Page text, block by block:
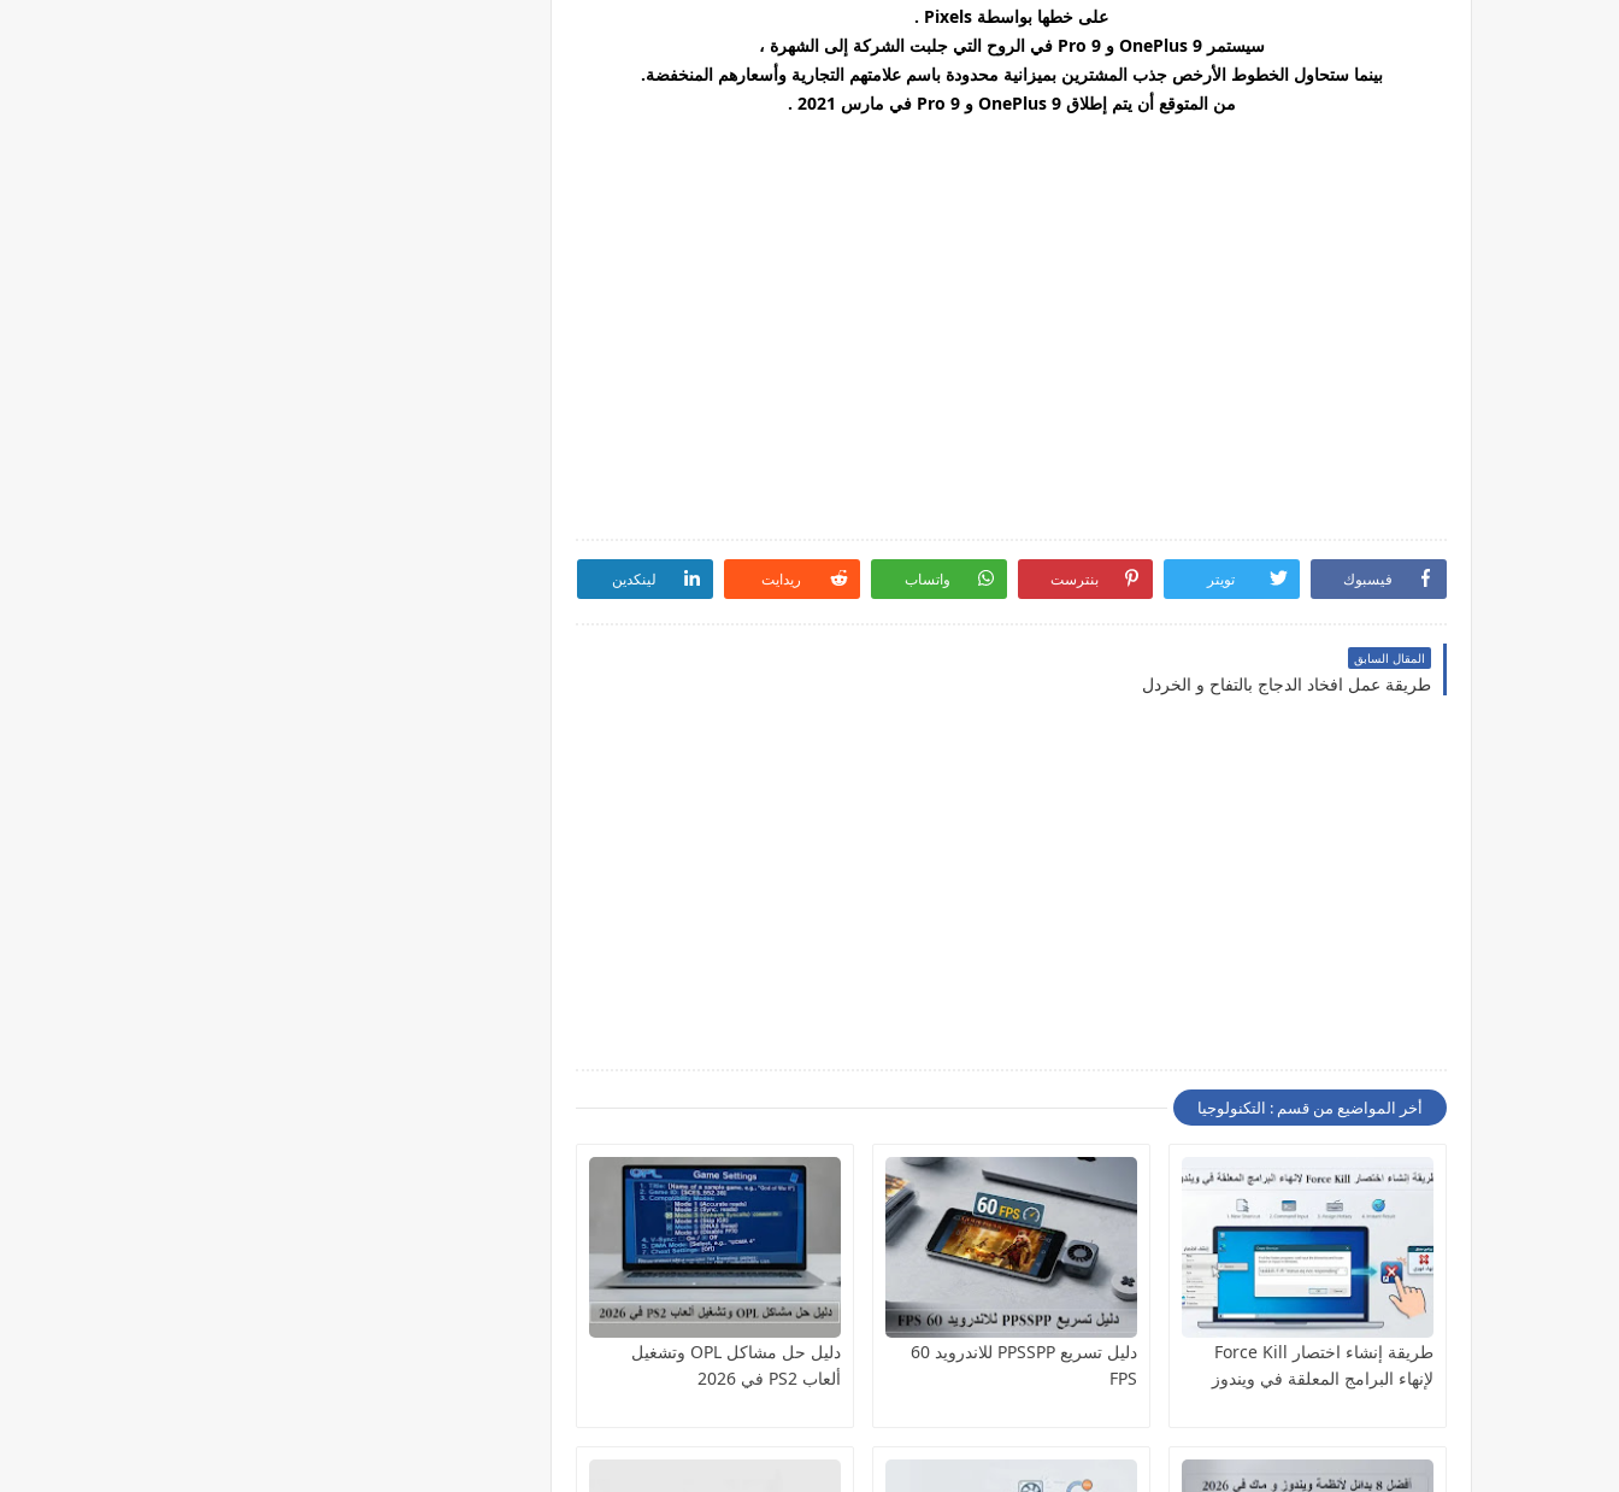
على خطها بواسطة Pixels .
سيستمر OnePlus 9 و 9 Pro في الروح التي جلبت الشركة إلى الشهرة ،
بينما ستحاول الخطوط الأرخص جذب المشترين بميزانية محدودة باسم علامتهم التجارية وأسعارهم المنخفضة.
من المتوقع أن يتم إطلاق OnePlus 9 و 9 Pro في مارس 2021 .
فيسبوك تويتر بنترست واتساب ريدايت لينكدين
المقال السابق
طريقة عمل افخاد الدجاج بالتفاح و الخردل
أخر المواضيع من قسم : التكنولوجيا
طريقة إنشاء اختصار Force Kill
لإنهاء البرامج المعلقة في ويندوز
دليل تسريع PPSSPP للاندرويد 60
FPS
دليل حل مشاكل OPL وتشغيل
ألعاب PS2 في 2026